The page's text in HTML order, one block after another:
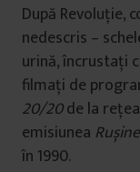
După Revoluție,
nedescris –
urină, încrustați
filmați de
20/20de la
emisiunea
în 1990.